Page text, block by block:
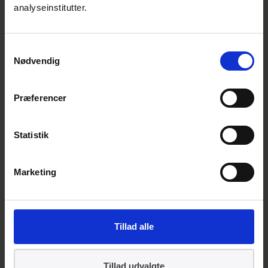
analyseinstitutter.
Nødvendig
Præferencer
Statistik
Marketing
Tillad alle
Tillad udvalgte
forslag til standarden. Medlemmer af det
danske udvalg kan deltage i disse.
Arbejdsgrupper udarbejder udkast til
De internationale arbejdsgrupper udarbejder
aktiv indsats giver den største indflydelse.
Internationalt møde: Beslutning om høring
Når arbejdsgruppen har opnået konsensus
om standarden, sendes den til den tekniske
høring i alle medlemslandene.